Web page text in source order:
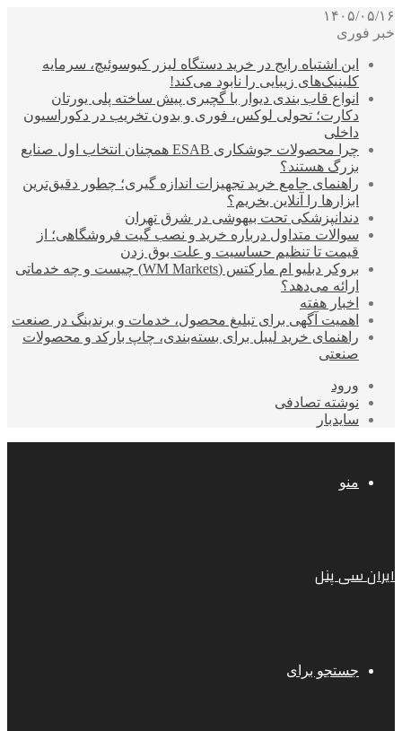
۱۴۰۵/۰۵/۱۶
خبر فوری
این اشتباه رایج در خرید دستگاه لیزر کیوسوئیچ، سرمایه
کلینیک‌های زیبایی را نابود می‌کند!
انواع قاب بندی دیوار با گچبری پیش ساخته پلی یورتان
دکارت؛ تحولی لوکس، فوری و بدون تخریب در دکوراسیون
داخلی
چرا محصولات جوشکاری ESAB همچنان انتخاب اول صنایع
بزرگ هستند؟
راهنمای جامع خرید تجهیزات اندازه گیری؛ چطور دقیق‌ترین
ابزارها را آنلاین بخریم؟
دندانپزشکی تحت بیهوشی در شرق تهران
سوالات متداول درباره خرید و نصب گیت فروشگاهی؛ از
قیمت تا تنظیم حساسیت و علت بوق زدن
بروکر دبلیو ام مارکتس (WM Markets) چیست و چه خدماتی
ارائه می‌دهد؟
اخبار هفته
اهمیت آگهی برای تبلیغ محصول، خدمات و برندینگ در صنعت
راهنمای خرید لیبل برای بسته‌بندی، چاپ بارکد و محصولات
صنعتی
ورود
نوشته تصادفی
سایدبار
منو
ایران سی پنل
جستجو برای